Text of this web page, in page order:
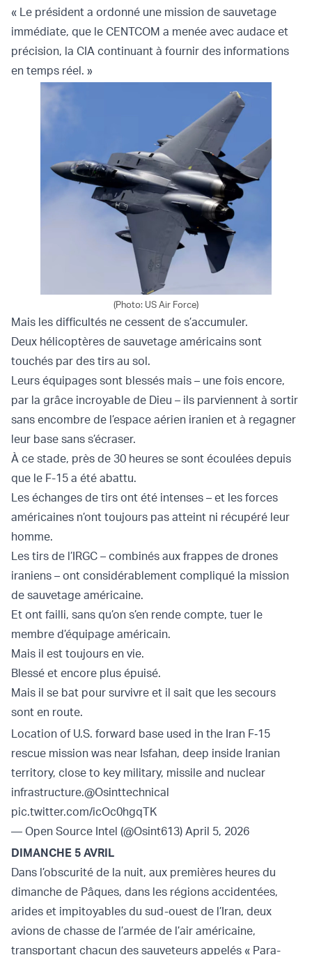
« Le président a ordonné une mission de sauvetage
immédiate, que le CENTCOM a menée avec audace et
précision, la CIA continuant à fournir des informations
en temps réel. »
(Photo: US Air Force)
Mais les difficultés ne cessent de s’accumuler.
Deux hélicoptères de sauvetage américains sont
touchés par des tirs au sol.
Leurs équipages sont blessés mais – une fois encore,
par la grâce incroyable de Dieu – ils parviennent à sortir
sans encombre de l’espace aérien iranien et à regagner
leur base sans s’écraser.
À ce stade, près de 30 heures se sont écoulées depuis
que le F-15 a été abattu.
Les échanges de tirs ont été intenses – et les forces
américaines n’ont toujours pas atteint ni récupéré leur
homme.
Les tirs de l’IRGC – combinés aux frappes de drones
iraniens – ont considérablement compliqué la mission
de sauvetage américaine.
Et ont failli, sans qu’on s’en rende compte, tuer le
membre d’équipage américain.
Mais il est toujours en vie.
Blessé et encore plus épuisé.
Mais il se bat pour survivre et il sait que les secours
sont en route.
Location of U.S. forward base used in the Iran F‑15
rescue mission was near Isfahan, deep inside Iranian
territory, close to key military, missile and nuclear
infrastructure.@Osinttechnical
pic.twitter.com/icOc0hgqTK
— Open Source Intel (@Osint613) April 5, 2026
DIMANCHE 5 AVRIL
Dans l’obscurité de la nuit, aux premières heures du
dimanche de Pâques, dans les régions accidentées,
arides et impitoyables du sud-ouest de l’Iran, deux
avions de chasse de l’armée de l’air américaine,
transportant chacun des sauveteurs appelés « Para-